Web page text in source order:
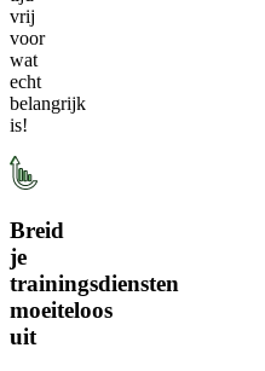
vrij
voor
wat
echt
belangrijk
is!
Breid
je
trainingsdiensten
moeiteloos
uit